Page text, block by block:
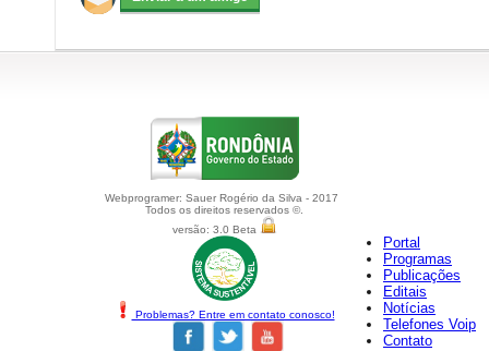
Webprogramer: Sauer Rogério da Silva - 2017
Todos os direitos reservados ©.
versão: 3.0 Beta
Problemas? Entre em contato conosco!
Portal
Programas
Publicações
Editais
Notícias
Telefones Voip
Contato